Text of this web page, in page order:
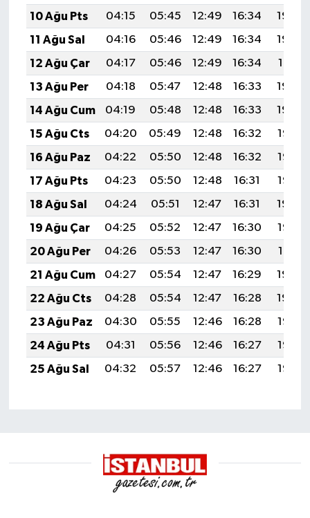
10 Ağu Pts
04:15 05:45 12:49 16:34
19:43
11 Ağu Sal
04:16 05:46 12:49 16:34
19:42
12 Ağu Çar
04:17 05:46 12:49 16:34
19:41
13 Ağu Per
04:18 05:47 12:48 16:33
19:40
14 Ağu Cum
04:19 05:48 12:48 16:33
19:39
15 Ağu Cts
04:20 05:49 12:48 16:32
19:37
16 Ağu Paz
04:22 05:50 12:48 16:32
19:36
17 Ağu Pts
04:23 05:50 12:48 16:31
19:35
18 Ağu Sal
04:24 05:51 12:47 16:31
19:34
19 Ağu Çar
04:25 05:52 12:47 16:30
19:32
20 Ağu Per
04:26 05:53 12:47 16:30
19:31
21 Ağu Cum
04:27 05:54 12:47 16:29
19:30
22 Ağu Cts
04:28 05:54 12:47 16:28
19:29
23 Ağu Paz
04:30 05:55 12:46 16:28
19:27
24 Ağu Pts
04:31 05:56 12:46 16:27
19:26
25 Ağu Sal
04:32 05:57 12:46 16:27 19:25